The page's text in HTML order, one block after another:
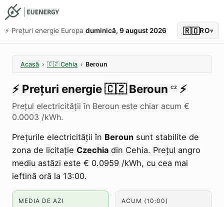
⚡️ Prețuri energie Europa duminică, 9 august 2026 🇷🇴RO▾
Acasă › 🇨🇿 Cehia › Beroun
⚡️ Prețuri energie🇨🇿 Beroun CZ ⚡️
Prețul electricității în Beroun este chiar acum €
0.0003 /kWh.
Prețurile electricității în Beroun sunt stabilite de
zona de licitație Czechia din Cehia. Prețul angro
mediu astăzi este € 0.0959 /kWh, cu cea mai
ieftină oră la 13:00.
MEDIA DE AZI ACUM (10:00)